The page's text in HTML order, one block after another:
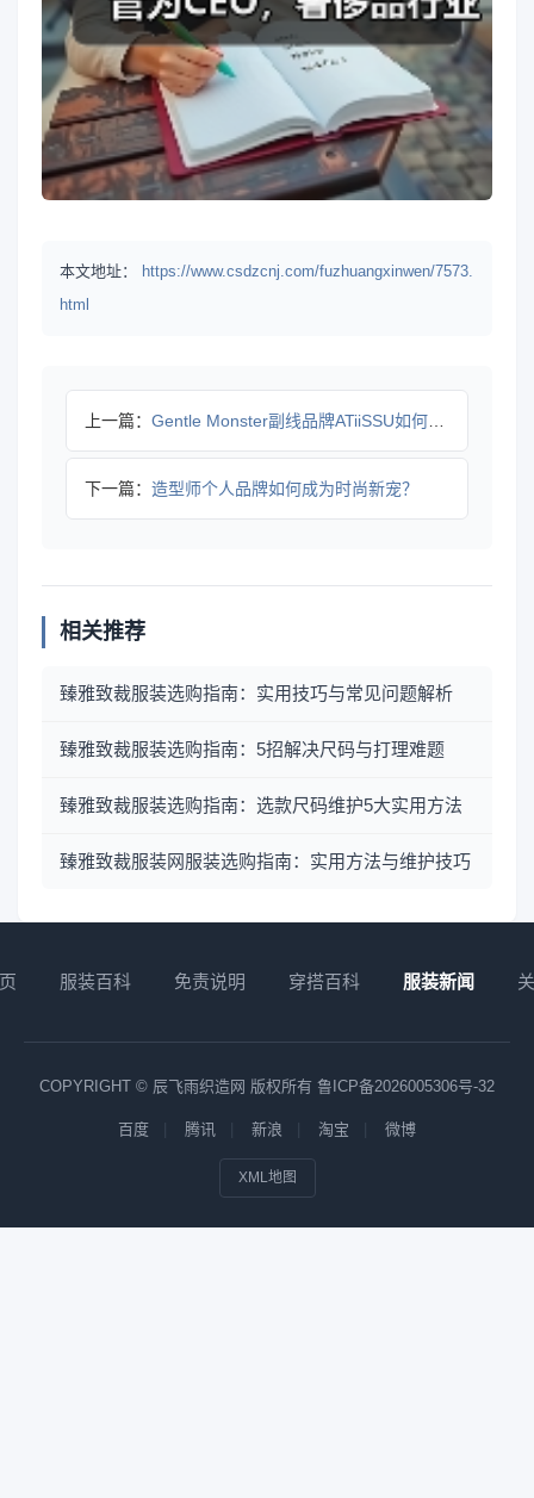
本文地址：
https://www.csdzcnj.com/fuzhuangxinwen/7573.
html
上一篇： Gentle Monster副线品牌ATiiSSU如何定义未
下一篇： 造型师个人品牌如何成为时尚新宠？
相关推荐
臻雅致裁服装选购指南：实用技巧与常见问题解析
臻雅致裁服装选购指南：5招解决尺码与打理难题
臻雅致裁服装选购指南：选款尺码维护5大实用方法
臻雅致裁服装网服装选购指南：实用方法与维护技巧
服装百科 免责说明 穿搭百科 服装新闻
COPYRIGHT © 辰飞雨织造网 版权所有 鲁ICP备2026005306号-32
百度 腾讯 新浪 淘宝 微博
XML地图